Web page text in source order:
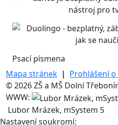
Psací písmena
Mapa stránek | Prohlášení
© 2026 ZŠ a MŠ Dolní
WWW:
Lubor Mrázek, mSystem 5
Nastavení soukromí: